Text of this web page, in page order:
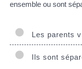
ensemble ou sont
Les parents
Ils sont